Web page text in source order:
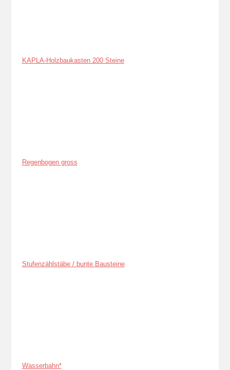
KAPLA-Holzbaukasten 200 Steine
Regenbogen gross
Stufenzählstäbe / bunte Bausteine
Wasserbahn*